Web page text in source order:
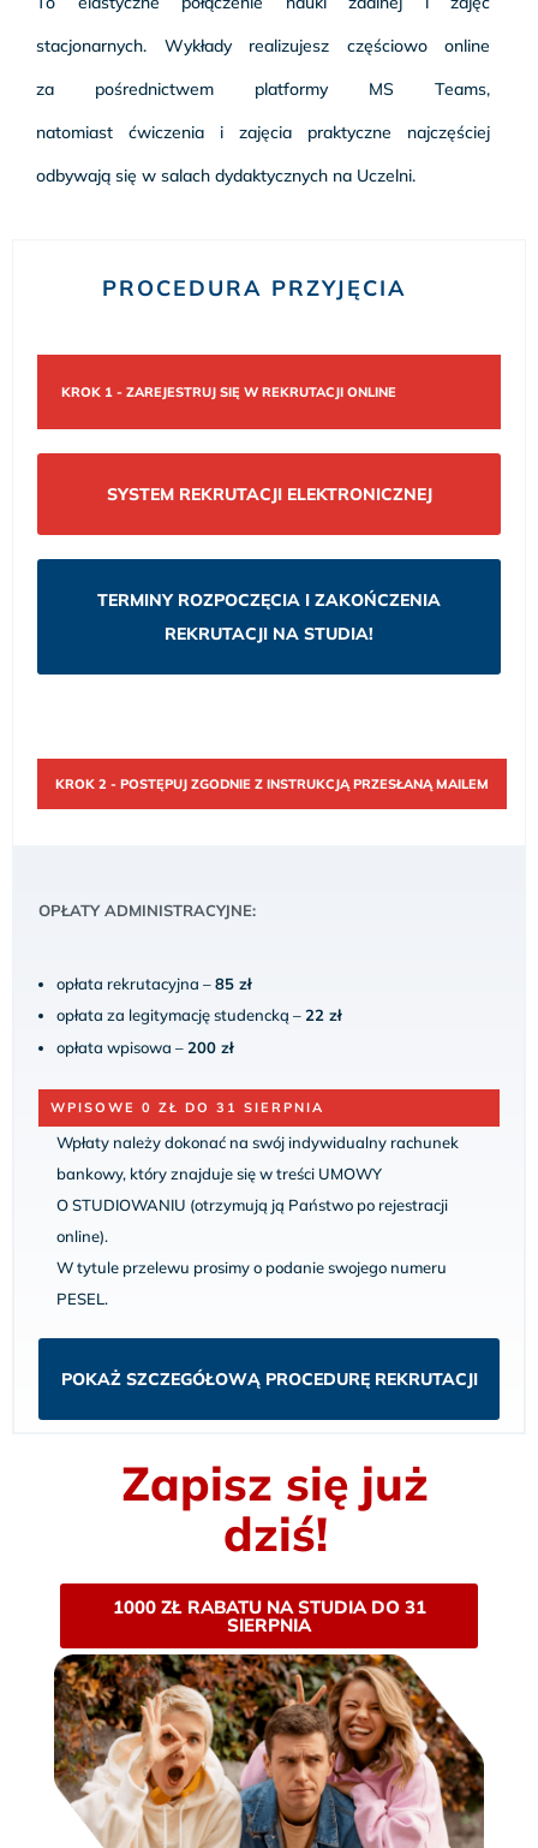
stacjonarnych. Wykłady realizujesz częściowo online
za pośrednictwem platformy MS Teams,
natomiast ćwiczenia i zajęcia praktyczne najczęściej
odbywają się w salach dydaktycznych na Uczelni.
PROCEDURA PRZYJĘCIA
KROK 1 - ZAREJESTRUJ SIĘ W REKRUTACJI ONLINE
SYSTEM REKRUTACJI ELEKTRONICZNEJ
TERMINY ROZPOCZĘCIA I ZAKOŃCZENIA
REKRUTACJI NA STUDIA!
KROK 2 - POSTĘPUJ ZGODNIE Z INSTRUKCJĄ PRZESŁANĄ MAILEM
OPŁATY ADMINISTRACYJNE:
opłata rekrutacyjna –85 zł
opłata za legitymację studencką –22 zł
opłata wpisowa –200 zł
WPISOWE 0 ZŁ DO 31 SIERPNIA
Wpłaty należy dokonać na swój indywidualny rachunek
bankowy, który znajduje się w treści UMOWY
O STUDIOWANIU (otrzymują ją Państwo po rejestracji
online).
W tytule przelewu prosimy o podanie swojego numeru
PESEL.
POKAŻ SZCZEGÓŁOWĄ PROCEDURĘ REKRUTACJI
Zapisz się już
dziś!
1000 ZŁ RABATU NA STUDIA DO 31
SIERPNIA